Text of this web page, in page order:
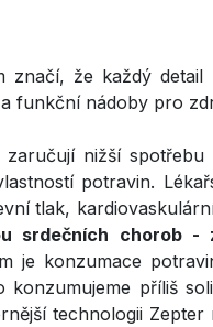
značí, že každý
funkční nádoby pro
nižší
potravin.
tlak,
srdečních chorob -
je konzumace
konzumujeme příliš
technologii